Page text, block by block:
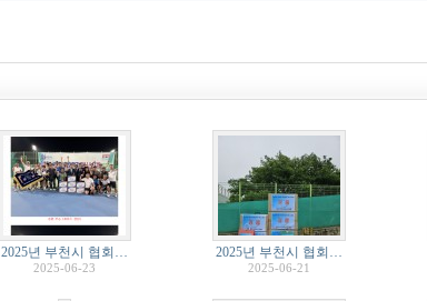
2025년 부천시 협회…
2025-06-23
2025년 부천시 협회…
2025-06-21